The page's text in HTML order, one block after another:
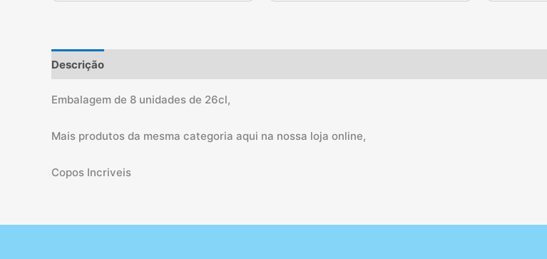
Descrição
Embalagem de 8 unidades de 26cl,
Mais produtos da mesma categoria aqui na nossa loja online,
Copos Incriveis